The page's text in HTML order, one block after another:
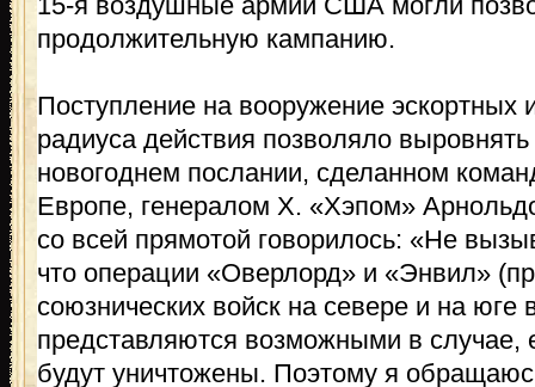
продолжительную кампанию.
Поступление на вооружение эскортных
радиуса действия позволяло
новогоднем послании, сделанном
Европе, генералом X. «Хэпом»
со всей прямотой говорилось: «Не
что операции «Оверлорд» и «Энвил»
союзнических войск на севере и на юге
представляются возможными в
будут уничтожены. Поэтому я